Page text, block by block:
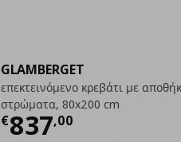
GLAMBERGET
επεκτεινόμενο κρεβάτι με
στρώματα, 80x200 cm
€837,00
Τρέχουσα τιμή